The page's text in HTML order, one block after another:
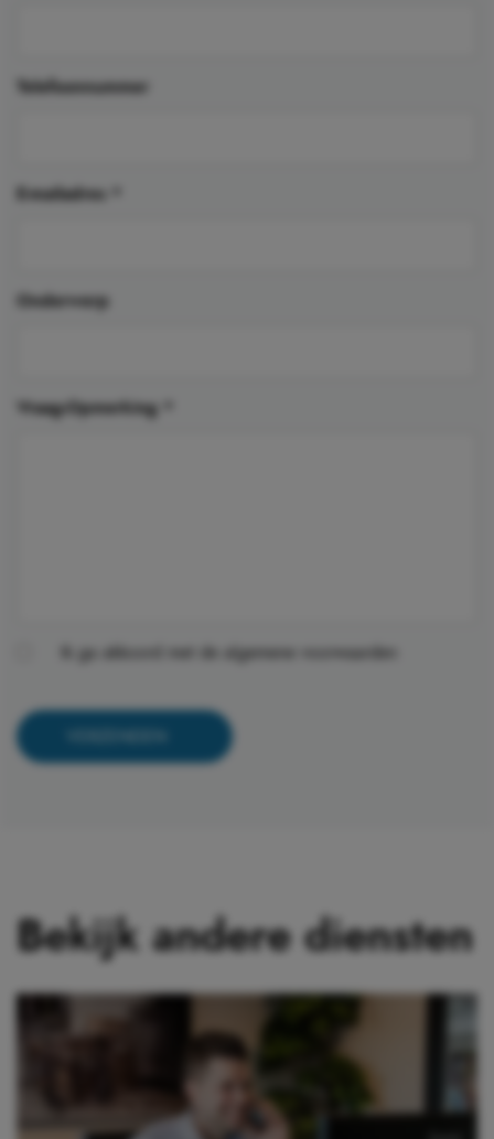
Telefoonnummer
E-mailadres
Onderwerp
Vraag-Opmerking
Ik ga akkoord met de algemene voorwaarden
Bekijk andere diensten